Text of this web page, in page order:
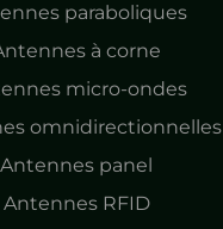
paraboliques
à corne
micro-ondes
omnidirectionnelles
Antennes panel
Antennes RFID